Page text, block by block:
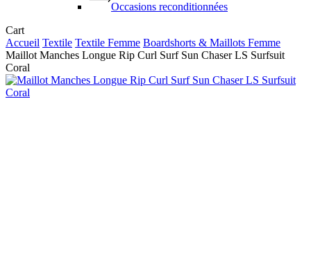
Occasions reconditionnées
CartClose
Cart
Accueil Textile Textile Femme Boardshorts & Maillots Femme
Maillot Manches Longue Rip Curl Surf Sun Chaser LS Surfsuit
Coral